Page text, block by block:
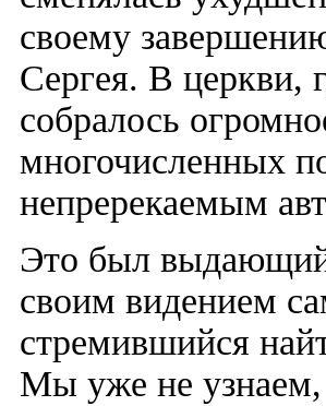
своему
Сергея. В церкви,
собралось
многочисленных
непререкаемым
Это был
своим видением
стремившийся
Мы уже не